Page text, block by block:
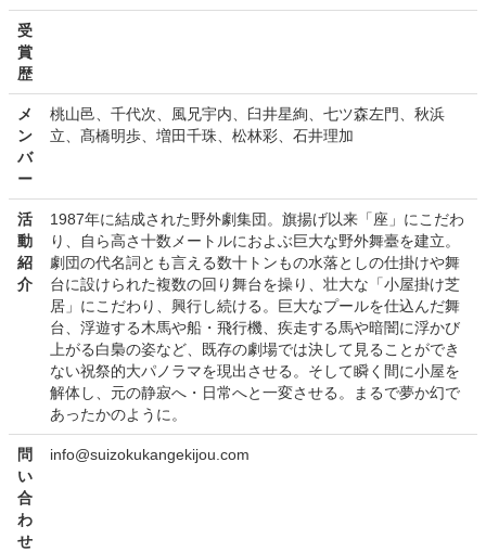
受
賞
歴
メ
ン
バ
ー
桃山邑、千代次、風兄宇内、臼井星絢、七ツ森左門、秋浜
立、髙橋明歩、増田千珠、松林彩、石井理加
活
動
紹
介
1987年に結成された野外劇集団。旗揚げ以来「座」にこだわ
り、自ら高さ十数メートルにおよぶ巨大な野外舞臺を建立。
劇団の代名詞とも言える数十トンもの水落としの仕掛けや舞
台に設けられた複数の回り舞台を操り、壮大な「小屋掛け芝
居」にこだわり、興行し続ける。巨大なプールを仕込んだ舞
台、浮遊する木馬や船・飛行機、疾走する馬や暗闇に浮かび
上がる白梟の姿など、既存の劇場では決して見ることができ
ない祝祭的大パノラマを現出させる。そして瞬く間に小屋を
解体し、元の静寂へ・日常へと一変させる。まるで夢か幻で
あったかのように。
問
い
合
わ
せ
info@suizokukangekijou.com